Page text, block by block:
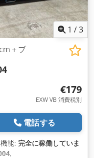
1 /3
＋ブ
€179
EXW VB 消費税別
電話する
能: 完全に稼働していま
,